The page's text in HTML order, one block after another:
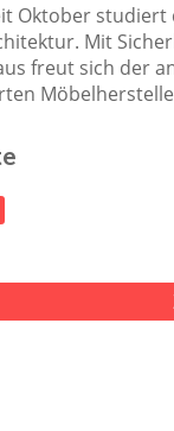
Oktober
Mit
freut sich der